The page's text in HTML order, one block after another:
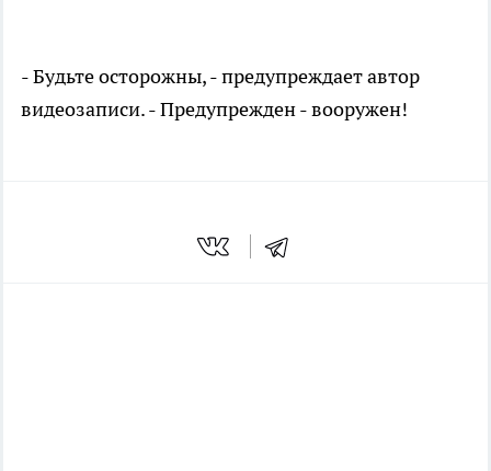
- Будьте осторожны, - предупреждает автор
видеозаписи. - Предупрежден - вооружен!